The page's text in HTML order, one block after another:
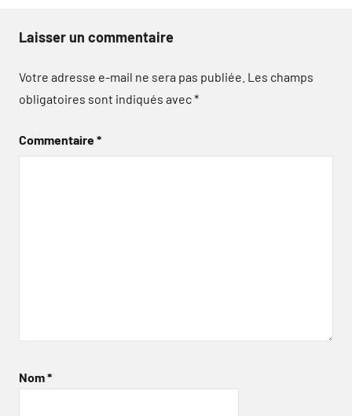
Laisser un commentaire
Votre adresse e-mail ne sera pas publiée. Les champs
obligatoires sont indiqués avec*
Commentaire*
Nom*